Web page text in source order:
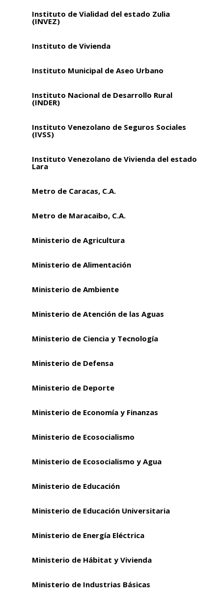
Instituto de Vialidad del estado Zulia
(INVEZ)
Instituto de Vivienda
Instituto Municipal de Aseo Urbano
Instituto Nacional de Desarrollo Rural
(INDER)
Instituto Venezolano de Seguros Sociales
(IVSS)
Instituto Venezolano de Vivienda del estado
Lara
Metro de Caracas, C.A.
Metro de Maracaibo, C.A.
Ministerio de Agricultura
Ministerio de Alimentación
Ministerio de Ambiente
Ministerio de Atención de las Aguas
Ministerio de Ciencia y Tecnología
Ministerio de Defensa
Ministerio de Deporte
Ministerio de Economía y Finanzas
Ministerio de Ecosocialismo
Ministerio de Ecosocialismo y Agua
Ministerio de Educación
Ministerio de Educación Universitaria
Ministerio de Energía Eléctrica
Ministerio de Hábitat y Vivienda
Ministerio de Industrias Básicas